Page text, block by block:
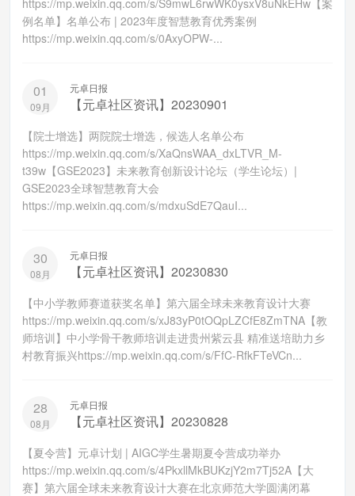
https://mp.weixin.qq.com/s/S9mwL6rwWK0ysxV8uNkEHw【案
例名单】名单公布 | 2023年度智慧教育优秀案例
https://mp.weixin.qq.com/s/0AxyOPW-...
01
09月
元卓日报
【元卓社区资讯】20230901
【院士增选】两院院士增选，候选人名单公布
https://mp.weixin.qq.com/s/XaQnsWAA_dxLTVR_M-
t39w【GSE2023】未来教育创新设计论坛（学生论坛）|
GSE2023全球智慧教育大会
https://mp.weixin.qq.com/s/mdxuSdE7QauI...
30
08月
元卓日报
【元卓社区资讯】20230830
【中小学教师赛道获奖名单】第六届全球未来教育设计大赛
https://mp.weixin.qq.com/s/xJ83yP0tOQpLZCfE8ZmTNA【教
师培训】中小学骨干教师培训走进贵州紫云县 精准送培助力乡
村教育振兴https://mp.weixin.qq.com/s/FfC-RfkFTeVCn...
28
08月
元卓日报
【元卓社区资讯】20230828
【夏令营】元卓计划 | AIGC学生暑期夏令营成功举办
https://mp.weixin.qq.com/s/4PkxllMkBUKzjY2m7Tj52A【大
赛】第六届全球未来教育设计大赛在北京师范大学圆满闭幕